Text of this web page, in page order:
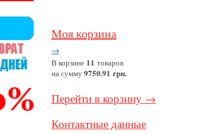
Моя корзина
→
В корзине 11 товаров
на сумму9750.91 грн.
Перейти в корзину →
Контактные данные